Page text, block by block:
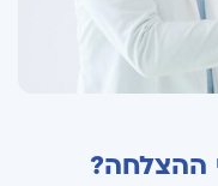
ההצלחה?